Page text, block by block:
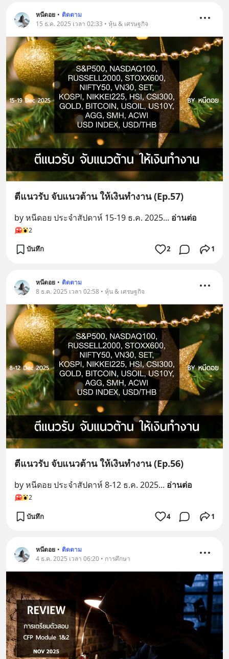
หนีดอย • ติดตาม
15 ธ.ค. 2025 เวลา 02:33 • หุ้น & เศรษฐกิจ
ตีแนวรับ จับแนวต้าน ให้เงินทำงาน (Ep.57)
by หนีดอย ประจำสัปดาห์ 15-19 ธ.ค. 2025... อ่านต่อ
2
บันทึก 2 1
หนีดอย • ติดตาม
8 ธ.ค. 2025 เวลา 02:58 • หุ้น & เศรษฐกิจ
ตีแนวรับ จับแนวต้าน ให้เงินทำงาน (Ep.56)
by หนีดอย ประจำสัปดาห์ 8-12 ธ.ค. 2025... อ่านต่อ
2
บันทึก 4 1
หนีดอย • ติดตาม
4 ธ.ค. 2025 เวลา 06:20 • การศึกษา